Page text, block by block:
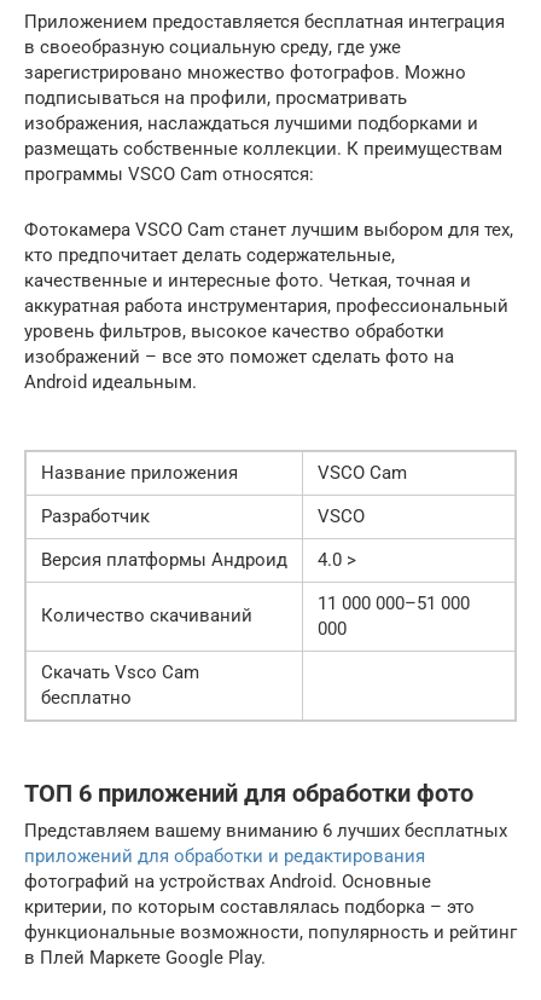
Приложением предоставляется бесплатная интеграция
в своеобразную социальную среду, где уже
зарегистрировано множество фотографов. Можно
подписываться на профили, просматривать
изображения, наслаждаться лучшими подборками и
размещать собственные коллекции. К преимуществам
программы VSCO Cam относятся:
Фотокамера VSCO Cam станет лучшим выбором для тех,
кто предпочитает делать содержательные,
качественные и интересные фото. Четкая, точная и
аккуратная работа инструментария, профессиональный
уровень фильтров, высокое качество обработки
изображений – все это поможет сделать фото на
Android идеальным.
Название приложения
VSCO Cam
Разработчик
VSCO
Версия платформы Андроид
4.0 >
Количество скачиваний
11 000 000–51 000
000
Скачать Vsco Cam
бесплатно
ТОП 6 приложений для обработки фото
Представляем вашему вниманию 6 лучших бесплатных
приложений для обработки и редактирования
фотографий на устройствах Android. Основные
критерии, по которым составлялась подборка – это
функциональные возможности, популярность и рейтинг
в Плей Маркете Google Play.